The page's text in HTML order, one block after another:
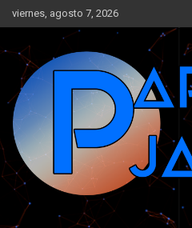
Saltar
al
viernes, agosto 7, 2026